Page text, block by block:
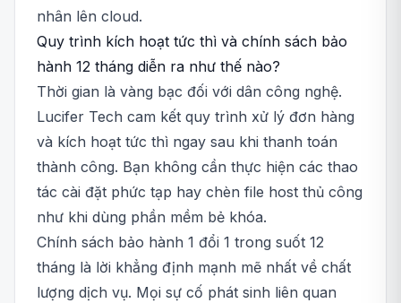
nhân lên cloud.
Quy trình kích hoạt tức thì và chính sách bảo
hành 12 tháng diễn ra như thế nào?
Thời gian là vàng bạc đối với dân công nghệ.
Lucifer Tech cam kết quy trình xử lý đơn hàng
và kích hoạt tức thì ngay sau khi thanh toán
thành công. Bạn không cần thực hiện các thao
tác cài đặt phức tạp hay chèn file host thủ công
như khi dùng phần mềm bẻ khóa.
Chính sách bảo hành 1 đổi 1 trong suốt 12
tháng là lời khẳng định mạnh mẽ nhất về chất
lượng dịch vụ. Mọi sự cố phát sinh liên quan